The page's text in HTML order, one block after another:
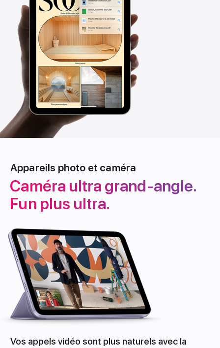
Appareils photo et caméra
Caméra ultra grand-angle.
Fun plus ultra.
Vos appels vidéo sont plus naturels avec la